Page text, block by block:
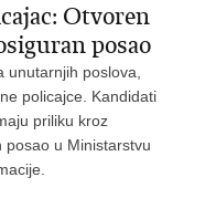
Otvoren
posao
unutarnjih poslova,
policajce. Kandidati
priliku kroz
u Ministarstvu